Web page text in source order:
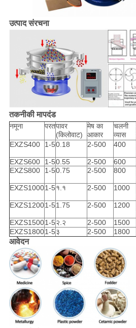
उत्पाद संरचना
तकनीकी मापदंड
नमूना परतपावर
(किलोवाट)
मेष का
आकार
चलनी
व्यास
EXZS400
1-50.18 2-500 400
EXZS600
1-50.55 2-500 600
EXZS800
1-50.75 2-500 800
EXZS10001-5१.१ 2-500 1000
EXZS12001-51.75 2-500 1200
EXZS15001-5२.२ 2-500 1500
EXZS18001-5३ 2-500 1800
आवेदन